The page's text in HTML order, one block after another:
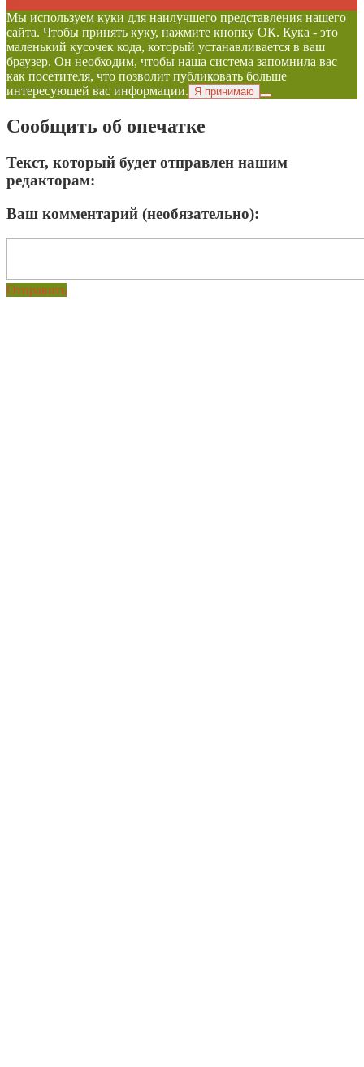
Мы используем куки для наилучшего представления нашего
сайта. Чтобы принять куку, нажмите кнопку ОК. Кука - это
маленький кусочек кода, который устанавливается в ваш
браузер. Он необходим, чтобы наша система запомнила вас
как посетителя, что позволит публиковать больше
интересующей вас информации. Я принимаю
Сообщить об опечатке
Текст, который будет отправлен нашим
редакторам:
Ваш комментарий (необязательно):
Отправить